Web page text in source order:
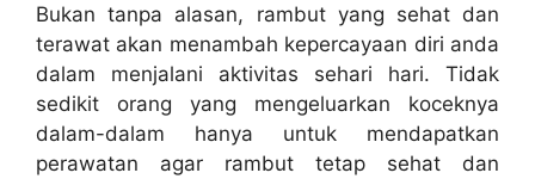
Bukan tanpa alasan, rambut yang sehat dan
terawat akan menambah kepercayaan diri anda
dalam menjalani aktivitas sehari hari. Tidak
sedikit orang yang mengeluarkan koceknya
dalam-dalam hanya untuk mendapatkan
perawatan agar rambut tetap sehat dan